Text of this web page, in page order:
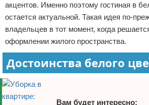
Безопасность
Стройматериалы
Разное
акцентов. Именно поэтому гостиная в
остается актуальной. Такая идея по-
владельцев в тот момент, когда
оформлении жилого пространства.
Достоинства белого
Вам будет интересно: